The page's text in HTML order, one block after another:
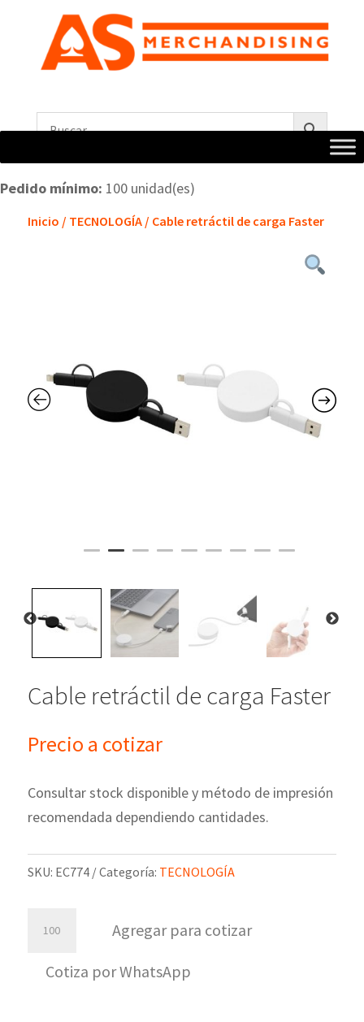
Pedido mínimo: 100 unidad(es)
Inicio / TECNOLOGÍA/ Cable retráctil de carga Faster
Cable retráctil de carga Faster
Precio a cotizar
Consultar stock disponible y método de impresión
recomendada dependiendo cantidades.
SKU: EC774 Categoría: TECNOLOGÍA
Agregar para cotizar
Cotiza por WhatsApp